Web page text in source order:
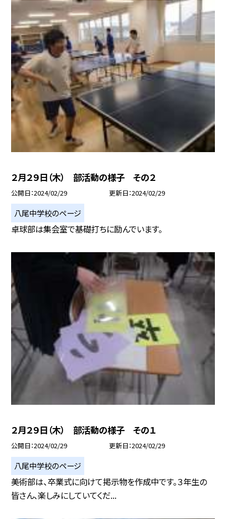
２月２９日（木） 部活動の様子 その２
公開日 2024/02/29 更新日 2024/02/29
八尾中学校のページ
卓球部は集会室で基礎打ちに励んでいます。
２月２９日（木） 部活動の様子 その１
公開日 2024/02/29 更新日 2024/02/29
八尾中学校のページ
美術部は、卒業式に向けて掲示物を作成中です。３年生の
皆さん、楽しみにしていてくだ...